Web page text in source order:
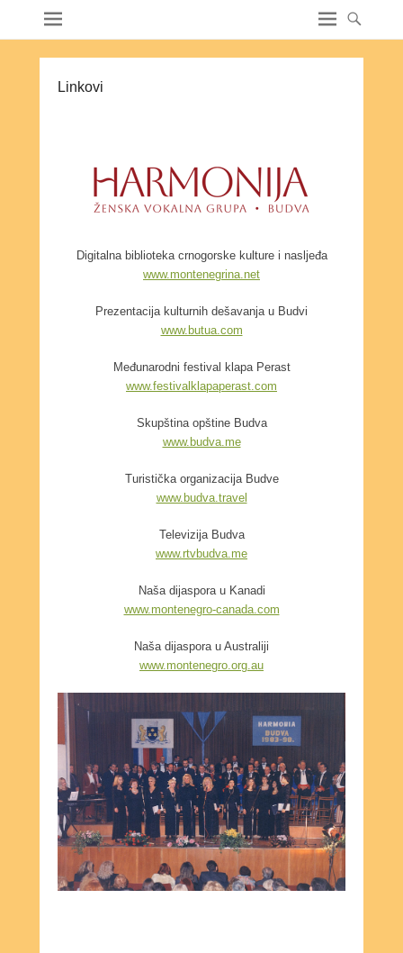
Linkovi
Digitalna biblioteka crnogorske kulture i nasljeđa
www.montenegrina.net
Prezentacija kulturnih dešavanja u Budvi
www.butua.com
Međunarodni festival klapa Perast
www.festivalklapaperast.com
Skupština opštine Budva
www.budva.me
Turistička organizacija Budve
www.budva.travel
Televizija Budva
www.rtvbudva.me
Naša dijaspora u Kanadi
www.montenegro-canada.com
Naša dijaspora u Australiji
www.montenegro.org.au